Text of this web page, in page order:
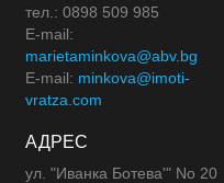
тел.: 0898 509 985
E-mail:
marietaminkova@abv.bg
E-mail: minkova@imoti-
vratza.com
АДРЕС
ул. "Иванка Ботева'" No 20